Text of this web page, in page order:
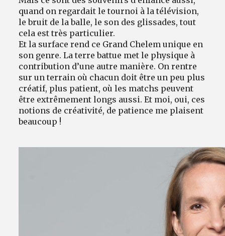
quand on regardait le tournoi à la télévision,
le bruit de la balle, le son des glissades, tout
cela est très particulier.
Et la surface rend ce Grand Chelem unique en
son genre. La terre battue met le physique à
contribution d’une autre manière. On rentre
sur un terrain où chacun doit être un peu plus
créatif, plus patient, où les matchs peuvent
être extrêmement longs aussi. Et moi, oui, ces
notions de créativité, de patience me plaisent
beaucoup !